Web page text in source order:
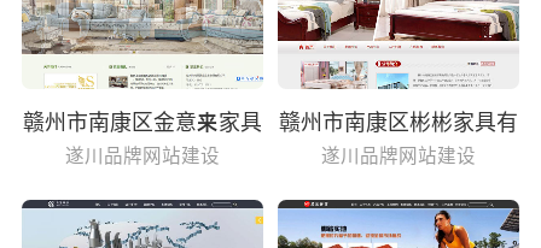
赣州市南康区金意来家具
有限公司
遂川品牌网站建设
赣州市南康区彬彬家具有
限公司
遂川品牌网站建设